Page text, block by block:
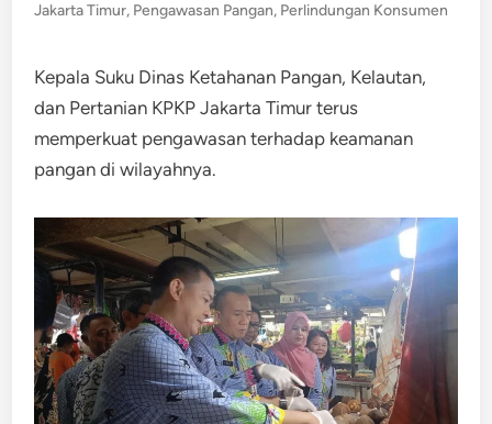
Jakarta Timur, Pengawasan Pangan, Perlindungan Konsumen
Kepala Suku Dinas Ketahanan Pangan, Kelautan,
dan Pertanian KPKP Jakarta Timur terus
memperkuat pengawasan terhadap keamanan
pangan di wilayahnya.